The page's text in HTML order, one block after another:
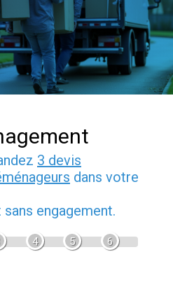
3 devis
dans votre
engagement.
4 5 6